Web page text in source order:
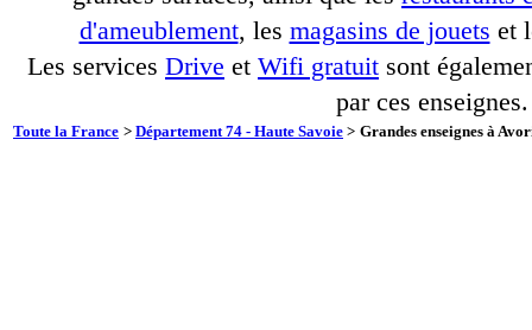
d'ameublement, les magasins de jouets et
Les services Drive et Wifi gratuit sont
par ces enseignes.
Toute la France > Département 74 - Haute Savoie > Grandes enseignes à